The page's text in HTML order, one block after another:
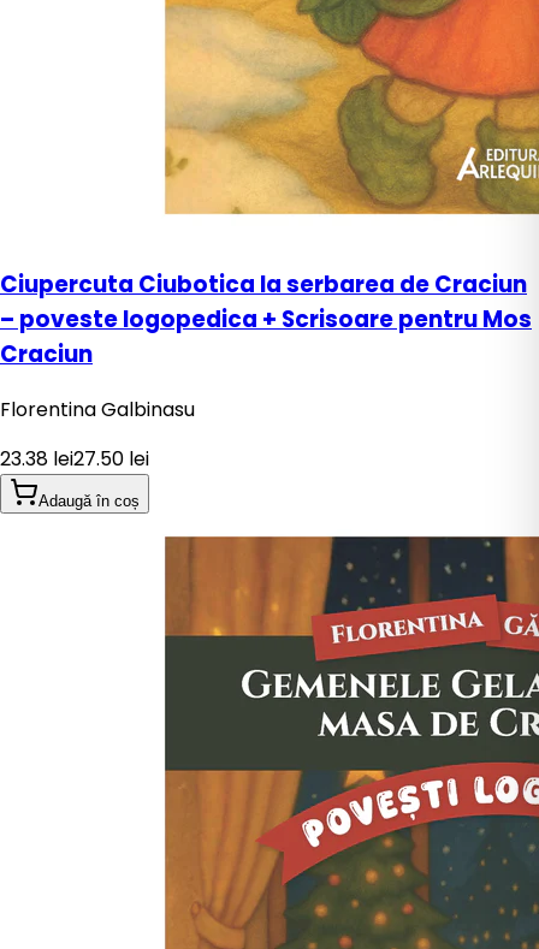
Ciupercuta Ciubotica la serbarea de Craciun
– poveste logopedica + Scrisoare pentru Mos
Craciun
Florentina Galbinasu
23.38 lei27.50 lei
Adaugă în coș